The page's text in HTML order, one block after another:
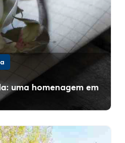
uma homenagem em